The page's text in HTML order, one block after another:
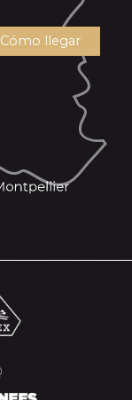
Cómo llegar